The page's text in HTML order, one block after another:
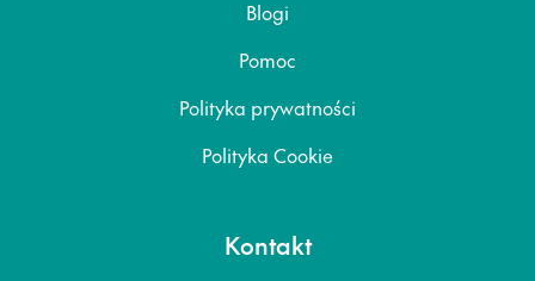
Blogi
Pomoc
Polityka prywatności
Polityka Cookie
Kontakt